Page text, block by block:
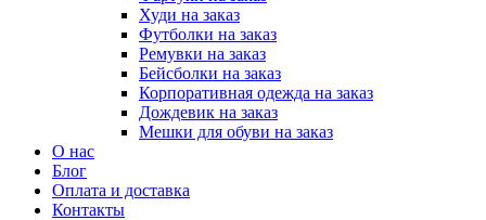
Худи на заказ
Футболки на заказ
Ремувки на заказ
Бейсболки на заказ
Корпоративная одежда на заказ
Дождевик на заказ
Мешки для обуви на заказ
О нас
Блог
Оплата и доставка
Контакты